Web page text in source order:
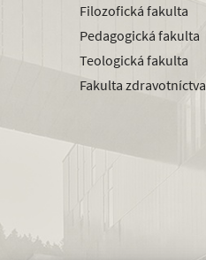
Filozofická fakulta
Pedagogická fakulta
Teologická fakulta
Fakulta zdravotníctva